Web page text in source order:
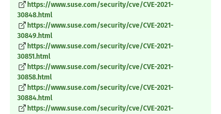
https://www.suse.com/security/cve/CVE-2021-
30848.html
https://www.suse.com/security/cve/CVE-2021-
30849.html
https://www.suse.com/security/cve/CVE-2021-
30851.html
https://www.suse.com/security/cve/CVE-2021-
30858.html
https://www.suse.com/security/cve/CVE-2021-
30884.html
https://www.suse.com/security/cve/CVE-2021-